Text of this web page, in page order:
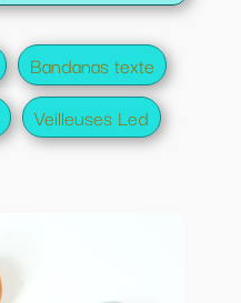
Bandanas texte
Veilleuses Led